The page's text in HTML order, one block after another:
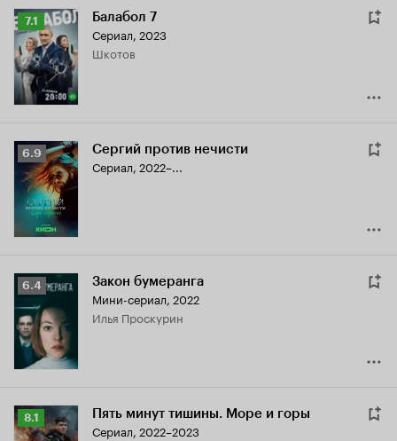
Рейтинг
Кинопоиска
7.1
7.1 Балабол 7
Сериал, 2023
Шкотов
Рейтинг
Кинопоиска
6.9
6.9 Сергий против нечисти
Сериал, 2022–...
Рейтинг
Кинопоиска
6.4
6.4 Закон бумеранга
Мини-сериал, 2022
Илья Проскурин
Рейтинг
Кинопоиска
8.1 Пять минут тишины. Море и горы
Сериал, 2022–2023